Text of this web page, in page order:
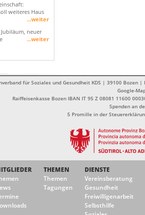
weiteres Haus
...weiter
neuer
...weiter
für Soziales und Gesundheit KDS | 39100
Google-
Raiffeisenkasse Bozen IBAN IT 95 Z 08081 11600
Spenden an
5 Promille in der
THEMEN
Themen
Tagungen
DIENSTE
Vereinsberatung
Gesundheit
Freiwilligenarbeit
Selbsthilfe